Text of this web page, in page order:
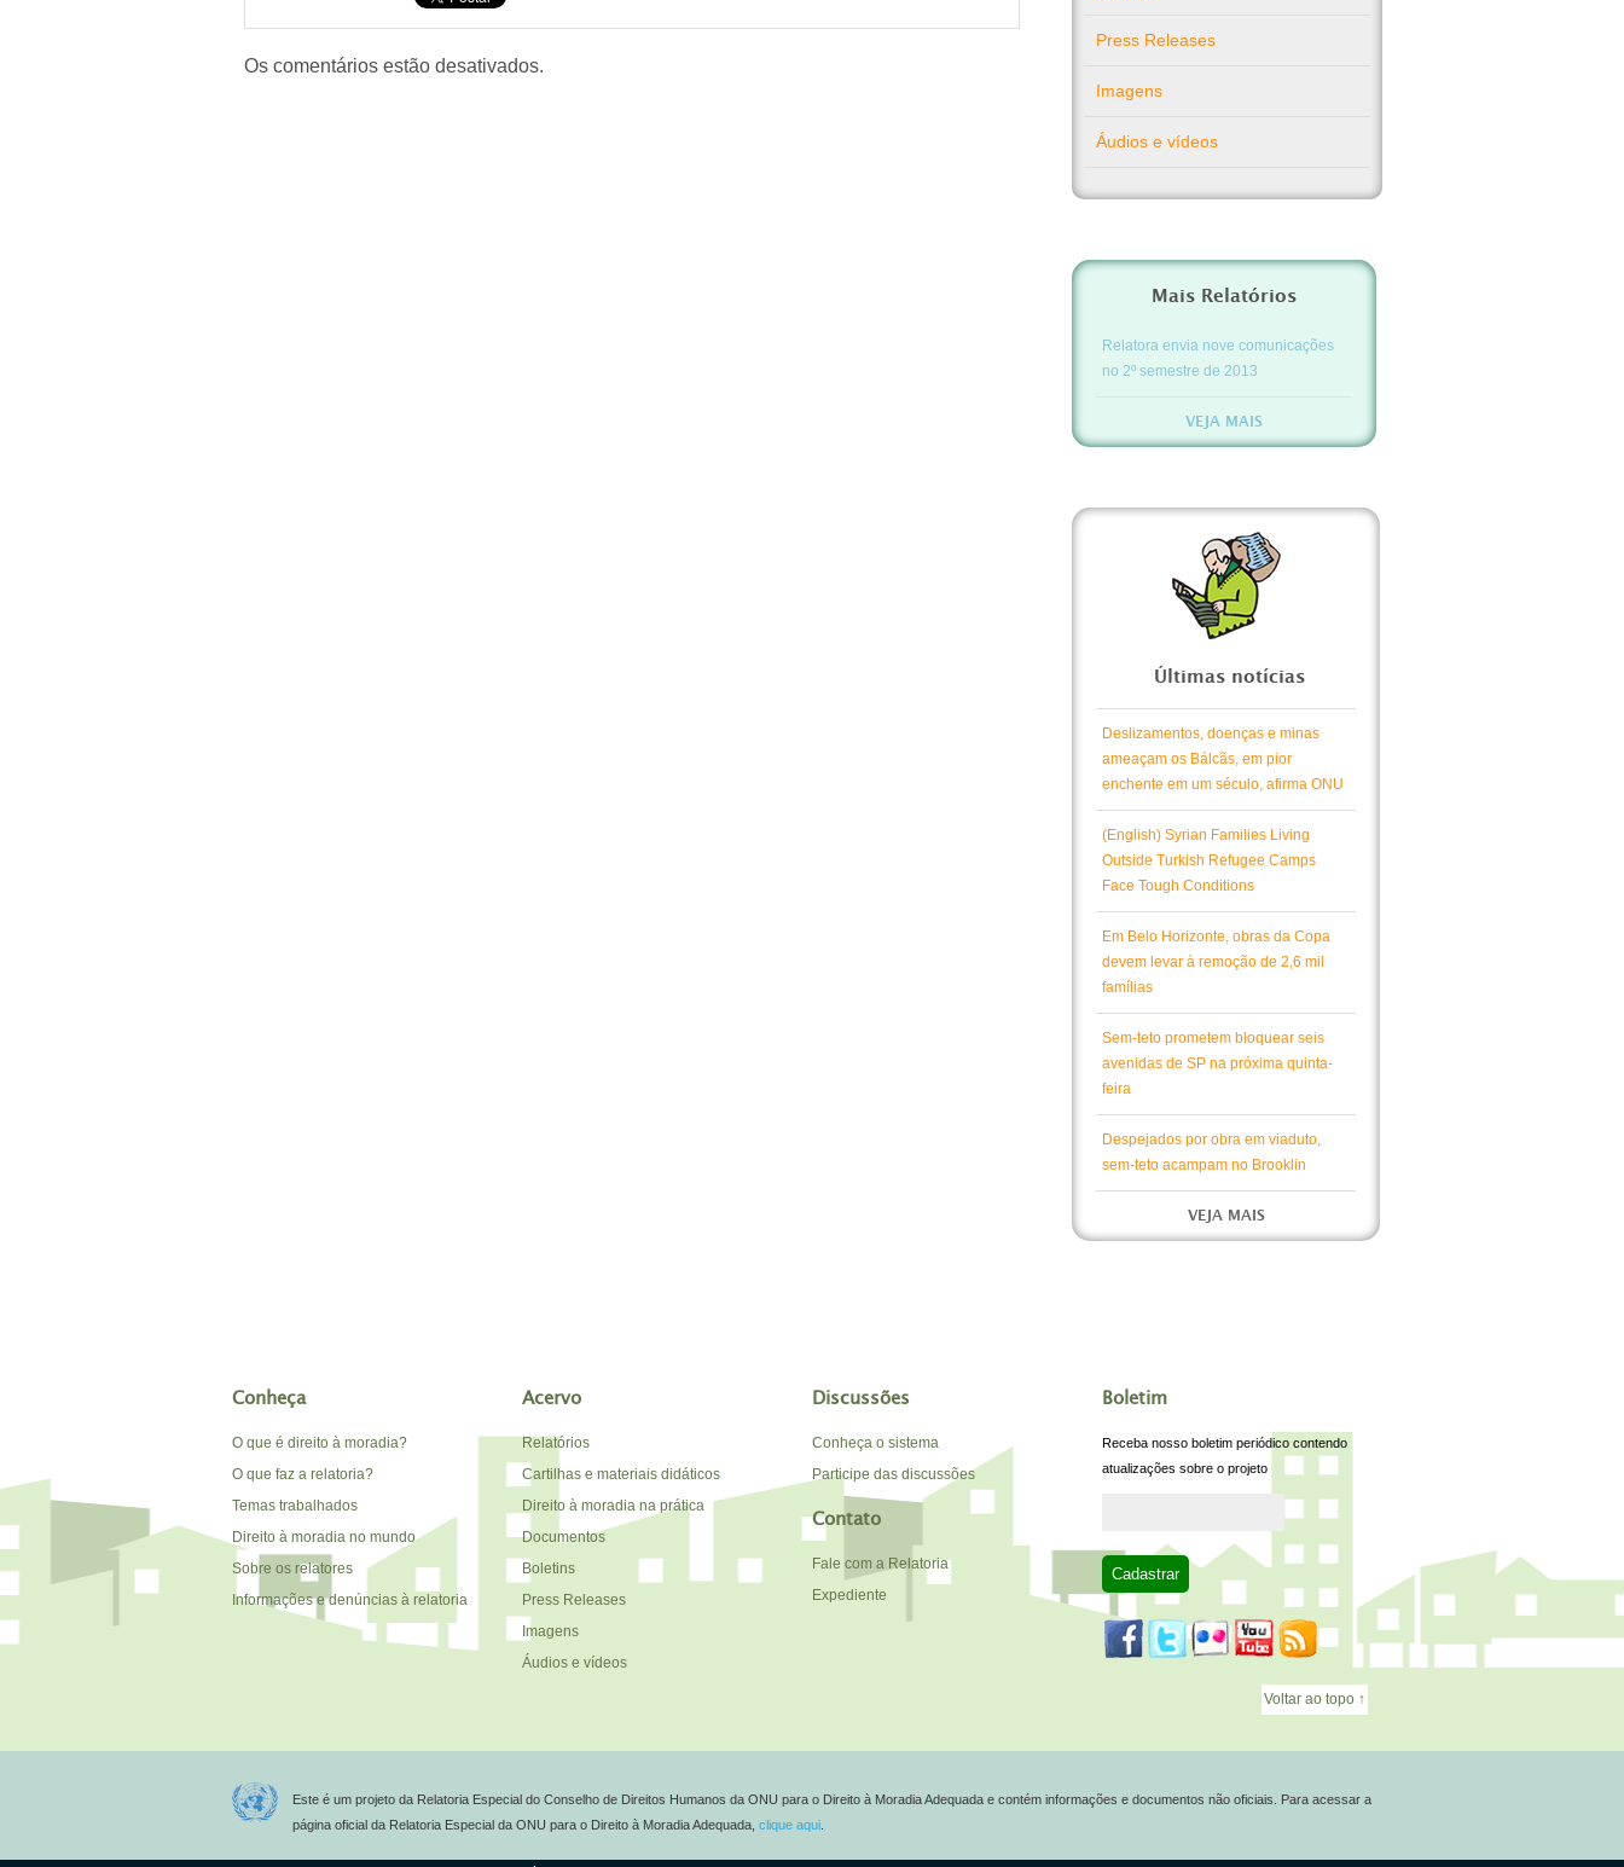
Os comentários estão desativados.
Press Releases
Imagens
Áudios e vídeos
Mais Relatórios
Relatora envia nove comunicações
no 2º semestre de 2013
VEJA MAIS
Últimas notícias
Deslizamentos, doenças e minas
ameaçam os Bálcãs, em pior
enchente em um século, afirma ONU
(English) Syrian Families Living
Outside Turkish Refugee Camps
Face Tough Conditions
Em Belo Horizonte, obras da Copa
devem levar à remoção de 2,6 mil
famílias
Sem-teto prometem bloquear seis
avenidas de SP na próxima quinta-
feira
Despejados por obra em viaduto,
sem-teto acampam no Brooklin
VEJA MAIS
Conheça
O que é direito à moradia?
O que faz a relatoria?
Temas trabalhados
Direito à moradia no mundo
Sobre os relatores
Informações e denúncias à relatoria
Acervo
Relatórios
Cartilhas e materiais didáticos
Direito à moradia na prática
Documentos
Boletins
Press Releases
Imagens
Áudios e vídeos
Discussões
Conheça o sistema
Participe das discussões
Contato
Fale com a Relatoria
Expediente
Boletim
Receba nosso boletim periódico contendo
atualizações sobre o projeto
Voltar ao topo ↑
Este é um projeto da Relatoria Especial do Conselho de Direitos Humanos da ONU para o Direito à Moradia Adequada e contém informações e documentos não oficiais. Para acessar a
página oficial da Relatoria Especial da ONU para o Direito à Moradia Adequada, clique aqui